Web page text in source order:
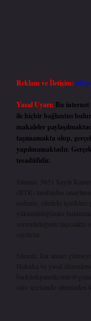
Reklam ve İletişim:
Yasal Uyarı: Bu
ile hiçbir bağlantısı
makaleler
taşımamakta olup,
yapılmamaktadır.
tesadüfidir.
Sitemiz, 5651 Sayılı
(BTK) tarafından
nedenle, sitedeki içerikleri
yükümlülüğümüz
sorumluluğunu
sayılırlar.
Sitemiz, kar amacı
Hukuka ve yasal
süre içerisinde sitemizden